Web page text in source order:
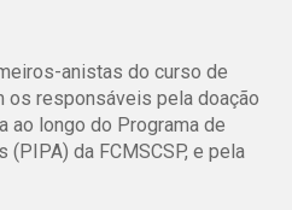
anistas do curso de
os responsáveis pela doação
ao longo do Programa de
da FCMSCSP, e pela